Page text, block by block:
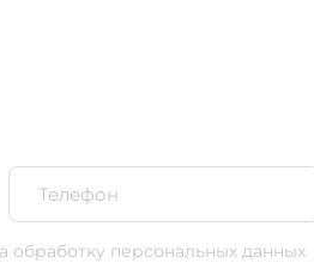
обработку персональных данных